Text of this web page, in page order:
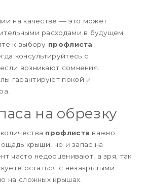
на качестве — это может
расходами в будущем
к выбору профлиста
консультируйтесь с
возникают сомнения.
гарантируют покой и
на обрезку
профлиста важно
крыши, но и запас на
часто недооценивают, а зря, так
остаться с незакрытыми
на сложных крышах.